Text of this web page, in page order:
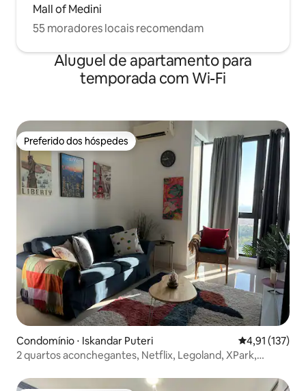
Mall of Medini
55 moradores locais recomendam
Aluguel de apartamento para
temporada com Wi-Fi
Preferido dos hóspedes
Preferido dos hóspedes
Condomínio ⋅ Iskandar Puteri 4,91 de uma
4,91 (137)
2 quartos aconchegantes, Netflix, Legoland, XPark,